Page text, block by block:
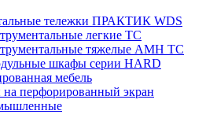
тележки ПРАКТИК WDS
легкие ТС
тяжелые AMH TC
шкафы серии HARD
мебель
на перфорированный экран